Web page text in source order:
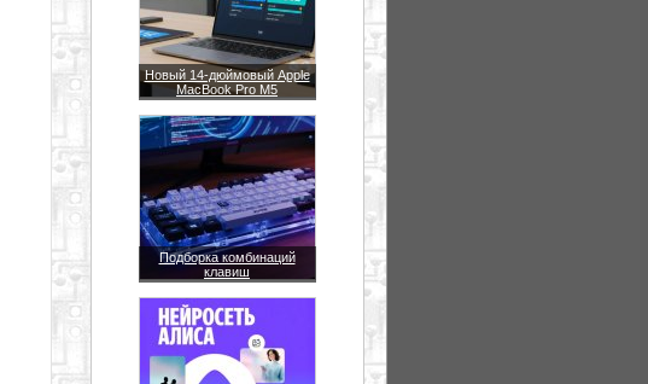
Новый 14-дюймовый Apple
MacBook Pro M5
Подборка комбинаций
клавиш